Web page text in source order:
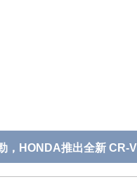
，HONDA推出全新 CR-